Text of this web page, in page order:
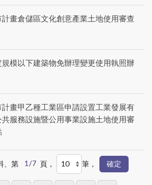
畫倉儲區文化創意產業土地使用審查
模以下建築物免辦理變更使用執照辦
畫甲乙種工業區申請設置工業發展有
共服務設施暨公用事業設施土地使用審
、第 1/7 頁， 筆，